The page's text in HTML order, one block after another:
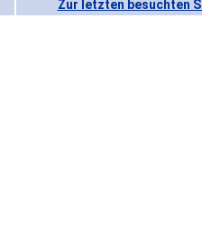
Zur letzten besuchten